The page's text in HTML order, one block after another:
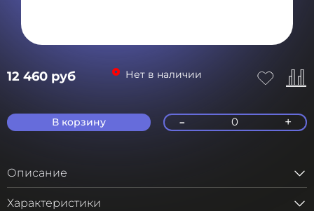
12 460 руб Нет в наличии
В корзину - 0 +
Описание
Характеристики